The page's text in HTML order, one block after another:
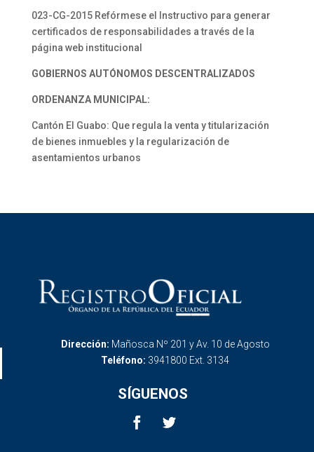
023-CG-2015 Refórmese el Instructivo para generar
certificados de responsabilidades a través de la
página web institucional
GOBIERNOS AUTÓNOMOS DESCENTRALIZADOS
ORDENANZA MUNICIPAL:
Cantón El Guabo: Que regula la venta y titularización
de bienes inmuebles y la regularización de
asentamientos urbanos
Dirección: Mañosca Nº 201 y Av. 10 de Agosto
Teléfono: 3941800 Ext. 3134
SÍGUENOS